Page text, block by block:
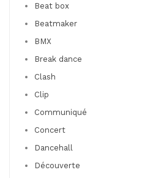
Beat box
Beatmaker
BMX
Break dance
Clash
Clip
Communiqué
Concert
Dancehall
Découverte